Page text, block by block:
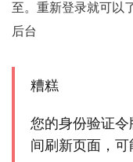
至。重新登录就可以
后台
糟糕
您的身份验证
间刷新页面，